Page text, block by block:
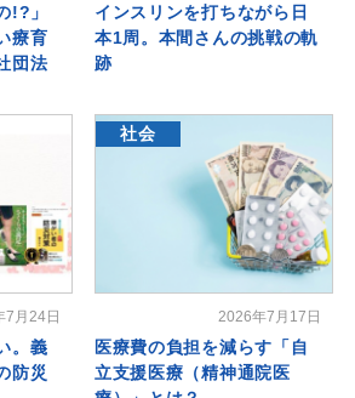
!?」
療育
団法
インスリンを打ちながら日
本1周。本間さんの挑戦の軌
跡
7月24日
。義
防災
社会
2026年7月17日
医療費の負担を減らす「自
立支援医療（精神通院医